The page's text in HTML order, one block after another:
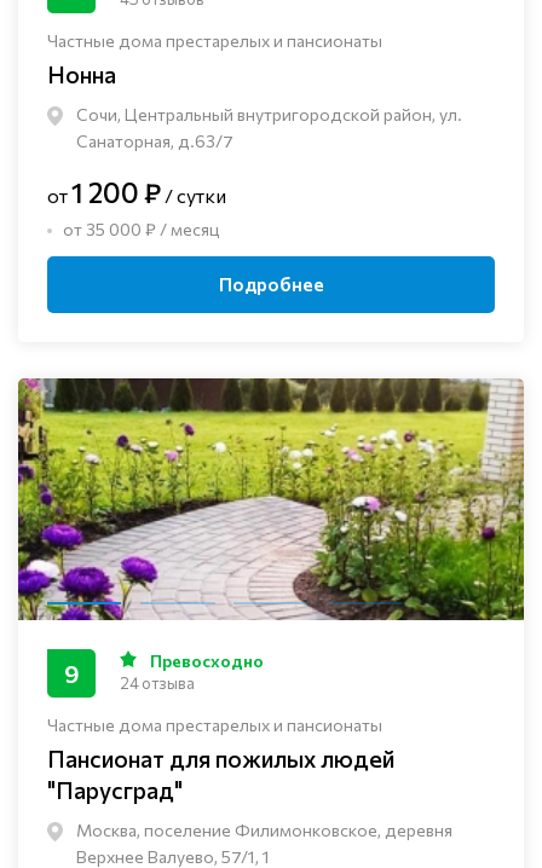
Частные дома престарелых и пансионаты
Нонна
Сочи, Центральный внутригородской район, ул.
Санаторная, д.63/7
от1 200 ₽ / сутки
от 35 000 ₽ / месяц
Подробнее
Частные дома престарелых и пансионаты
Пансионат для пожилых людей
"Парусград"
Москва, поселение Филимонковское, деревня
Верхнее Валуево, 57/1, 1
9 Превосходно
24 отзыва